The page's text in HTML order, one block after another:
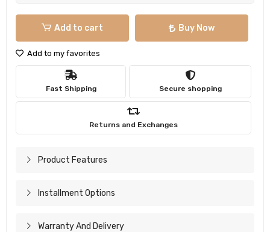
Add to cart Buy Now
Add to my favorites
Fast Shipping Secure shopping
Returns and Exchanges
Product Features
Installment Options
Warranty And Delivery